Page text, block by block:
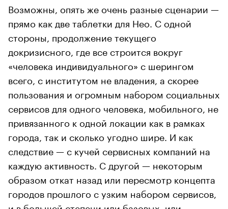
Возможны, опять же очень разные сценарии —
прямо как две таблетки для Нео. С одной
стороны, продолжение текущего
докризисного, где все строится вокруг
«человека индивидуального» с шерингом
всего, с институтом не владения, а скорее
пользования и огромным набором социальных
сервисов для одного человека, мобильного, не
привязанного к одной локации как в рамках
города, так и сколько угодно шире. И как
следствие — с кучей сервисных компаний на
каждую активность. С другой — некоторым
образом откат назад или пересмотр концепта
городов прошлого с узким набором сервисов,